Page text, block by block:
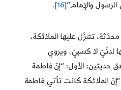
والإمام”[16]
.
تتنزّل عليها الملائكة،
لدنّيّ لا كسبيّ. ويروي
حديثين: الأول: “إنّ فاطمة
“إنّ الملائكة كانت تأتي فاطمة